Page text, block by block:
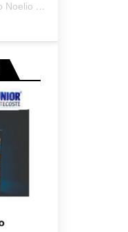
Um post compartilhado por Soldado Noelio (@soldadonoelio)